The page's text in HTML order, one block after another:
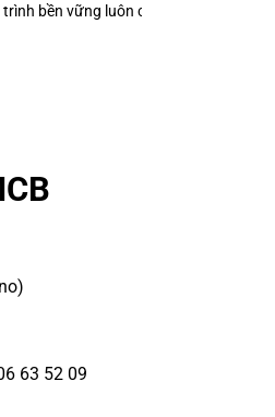
từng thiết bị điện nhỏ?
63 52 09